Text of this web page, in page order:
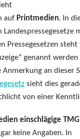
auf Printmedien. In
Pressegesetzen
genannt
an dieser
sieht dies
von einer
einschlägige TMG
keine Angaben. In